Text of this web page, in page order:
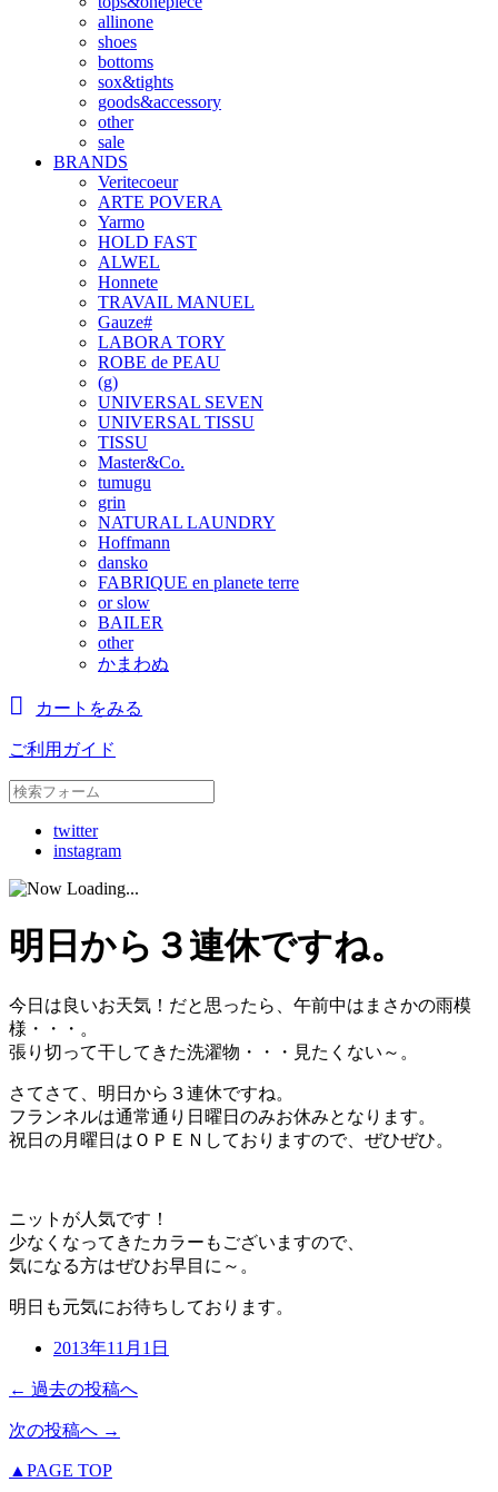
allinone
shoes
bottoms
sox&tights
goods&accessory
other
sale
BRANDS
Veritecoeur
ARTE POVERA
Yarmo
HOLD FAST
ALWEL
Honnete
TRAVAIL MANUEL
Gauze#
LABORA TORY
ROBE de PEAU
(g)
UNIVERSAL SEVEN
UNIVERSAL TISSU
TISSU
Master&Co.
tumugu
grin
NATURAL LAUNDRY
Hoffmann
dansko
FABRIQUE en planete terre
or slow
BAILER
other
かまわぬ
カートをみる
ご利用ガイド
twitter
instagram
明日から３連休ですね。
今日は良いお天気！だと思ったら、午前中はまさかの雨模
様・・・。
張り切って干してきた洗濯物・・・見たくない～。
さてさて、明日から３連休ですね。
フランネルは通常通り日曜日のみお休みとなります。
祝日の月曜日はＯＰＥＮしておりますので、ぜひぜひ。
ニットが人気です！
少なくなってきたカラーもございますので、
気になる方はぜひお早目に～。
明日も元気にお待ちしております。
2013年11月1日
← 過去の投稿へ
次の投稿へ →
▲PAGE TOP